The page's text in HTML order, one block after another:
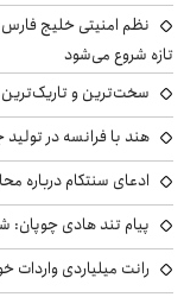
نظم امنیتی خلیج فارس
تازه شروع می‌شود
سخت‌ترین و
هند با فرانسه در
ادعای سنتکام درباره محاصره
پیام تند هادی چوپان:
رانت میلیاردی